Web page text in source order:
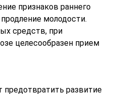
признаков раннего
молодости.
средств, при
целесообразен прием
предотвратить развитие